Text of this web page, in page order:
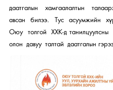
даатгалын хамгаалалтын
авсан билээ. Тус асуумжийн
Оюу толгой ХХК-д танилцуулсны
олон давуу талтай даатгалын